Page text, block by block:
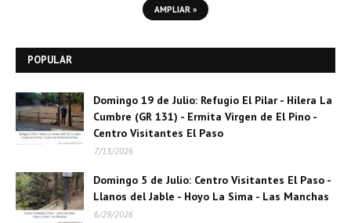
AMPLIAR »
POPULAR
Domingo 19 de Julio: Refugio El Pilar - Hilera La
Cumbre (GR 131) - Ermita Virgen de El Pino -
Centro Visitantes El Paso
7/13/2026
Domingo 5 de Julio: Centro Visitantes El Paso -
Llanos del Jable - Hoyo La Sima - Las Manchas
6/29/2026